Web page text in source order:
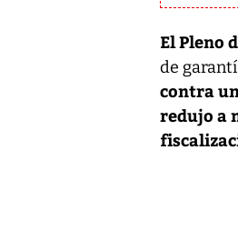
El Pleno
de
contra
redujo a